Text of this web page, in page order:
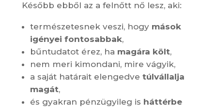
Később ebből az a felnőtt nő lesz, aki:
természetesnek veszi, hogy mások
igényei fontosabbak,
bűntudatot érez, ha magára költ,
nem meri kimondani, mire vágyik,
a saját határait elengedve túlvállalja
magát,
és gyakran pénzügyileg is háttérbe